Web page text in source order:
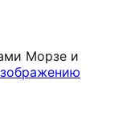
Морзе и